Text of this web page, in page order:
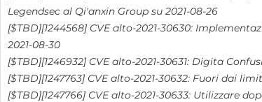
Legendsec al Qi'anxin Group su 2021-08-26
[$TBD][1244568] CVE alto-2021-30630:
2021-08-30
[$TBD][1246932] CVE alto-2021-30631: Digita
[$TBD][1247763] CVE alto-2021-30632: Fuori dai
[$TBD][1247766] CVE alto-2021-30633: Utilizzare